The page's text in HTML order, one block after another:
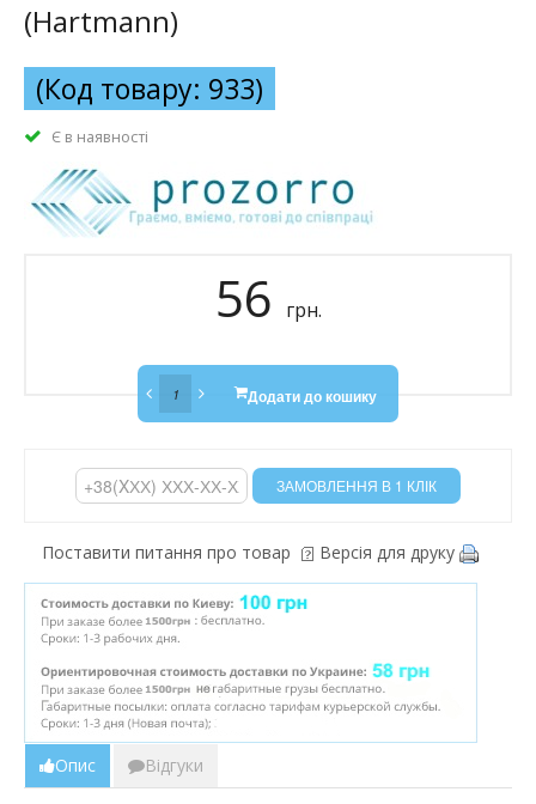
(Hartmann)
(Код товару: 933)
Є в наявності
56 грн.
Додати до кошику
Поставити питання про товар Версія для друку
Опис Відгуки